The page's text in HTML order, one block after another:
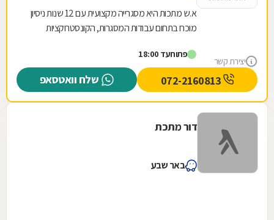
יצירת קשר
א.ש מתכות היא מסגרייה מקצועית עם 12 שנות ניסיון
מוכח בתחום עבודות המסגרות, הקונסטרוקציות
והאלומיניום...
פתוחעד 18:00
שלח וואטסאפ
דור מתכת
באר שבע